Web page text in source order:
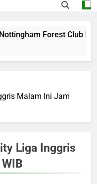
Forest Club
Malam Ini Jam
Liga Inggris